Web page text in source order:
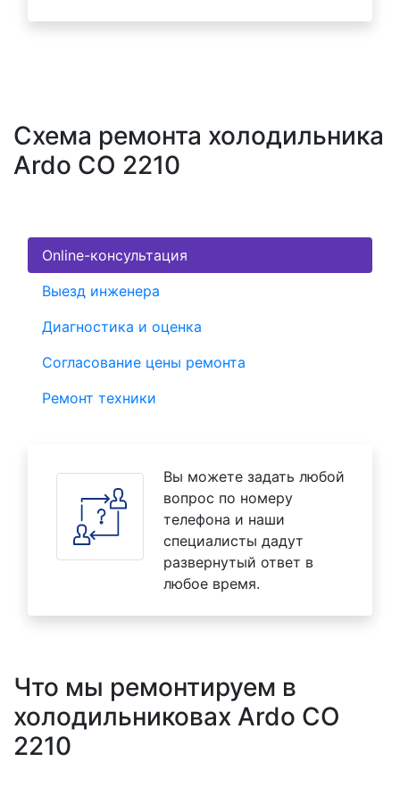
Схема ремонта холодильника
Ardo CO 2210
Online-консультация
Выезд инженера
Диагностика и оценка
Согласование цены ремонта
Ремонт техники
Вы можете задать любой
вопрос по номеру
телефона и наши
специалисты дадут
развернутый ответ в
любое время.
Что мы ремонтируем в
холодильниковах Ardo CO
2210